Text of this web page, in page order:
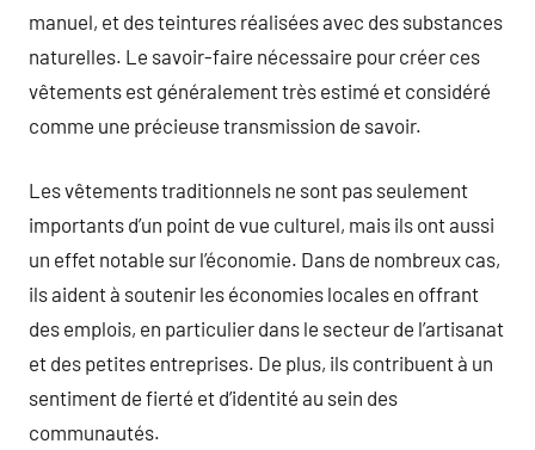
manuel, et des teintures réalisées avec des substances
naturelles. Le savoir-faire nécessaire pour créer ces
vêtements est généralement très estimé et considéré
comme une précieuse transmission de savoir.
Les vêtements traditionnels ne sont pas seulement
importants d’un point de vue culturel, mais ils ont aussi
un effet notable sur l’économie. Dans de nombreux cas,
ils aident à soutenir les économies locales en offrant
des emplois, en particulier dans le secteur de l’artisanat
et des petites entreprises. De plus, ils contribuent à un
sentiment de fierté et d’identité au sein des
communautés.